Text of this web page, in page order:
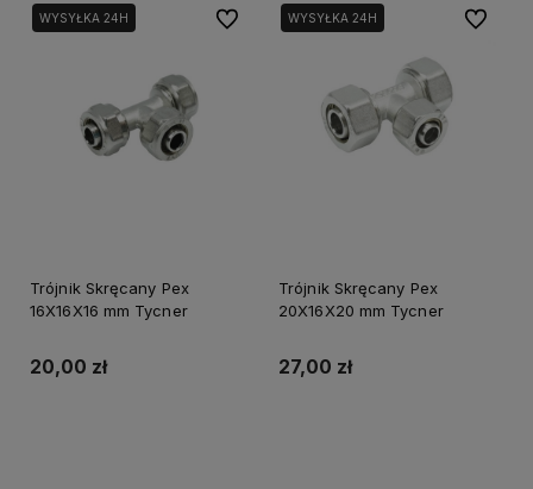
WYSYŁKA 24H
Trójnik Skręcany Pex
16X16X16 mm Tycner
20,00 zł
Do ulubionychWYSYŁKA 24H
Trójnik Skręcany Pex
20X16X20 mm Tycner
27,00 zł
Do